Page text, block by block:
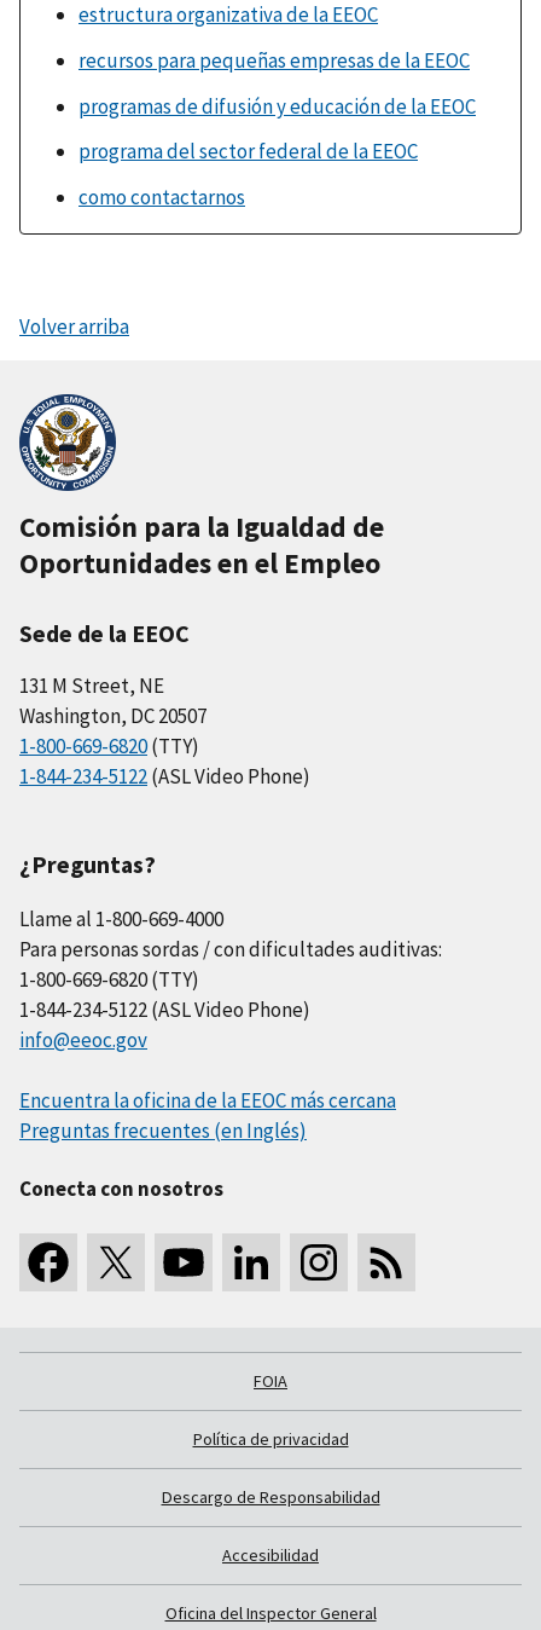
estructura organizativa de la EEOC
recursos para pequeñas empresas de la EEOC
programas de difusión y educación de la EEOC
programa del sector federal de la EEOC
como contactarnos
Volver arriba
Comisión para la Igualdad de
Oportunidades en el Empleo
Sede de la EEOC
131 M Street, NE
Washington, DC 20507
1-800-669-6820(TTY)
1-844-234-5122(ASL Video Phone)
¿Preguntas?
Llame al 1-800-669-4000
Para personas sordas / con dificultades auditivas:
1-800-669-6820 (TTY)
1-844-234-5122 (ASL Video Phone)
info@eeoc.gov
Encuentra la oficina de la EEOC más cercana
Preguntas frecuentes (en Inglés)
Conecta con nosotros
FOIA
Política de privacidad
Descargo de Responsabilidad
Accesibilidad
Oficina del Inspector General